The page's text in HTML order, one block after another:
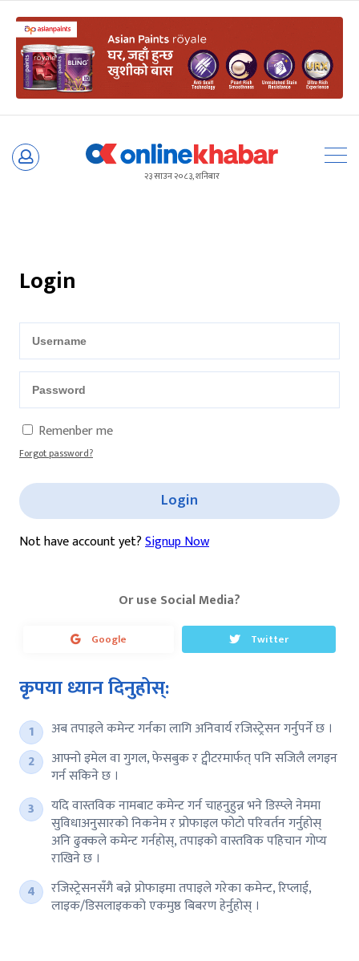
Skip
२३ साउन २०८३, शनिबार
Login
Remenber me
Forgot password?
Login
Not have account yet?Signup Now
Or use Social Media?
Google Twitter
कृपया ध्यान दिनुहोस्:
अब तपाइले कमेन्ट गर्नका लागि अनिवार्य रजिस्ट्रेसन गर्नुपर्ने छ ।
आफ्नो इमेल वा गुगल, फेसबुक र ट्वीटरमार्फत् पनि सजिलै लगइन
गर्न सकिने छ ।
यदि वास्तविक नामबाट कमेन्ट गर्न चाहनुहुन्न भने डिस्प्ले नेममा
सुविधाअनुसारको निकनेम र प्रोफाइल फोटो परिवर्तन गर्नुहोस्
अनि ढुक्कले कमेन्ट गर्नहोस्, तपाइको वास्तविक पहिचान गोप्य
राखिने छ ।
रजिस्ट्रेसनसँगै बन्ने प्रोफाइमा तपाइले गरेका कमेन्ट, रिप्लाई,
लाइक/डिसलाइकको एकमुष्ठ बिबरण हेर्नुहोस् ।